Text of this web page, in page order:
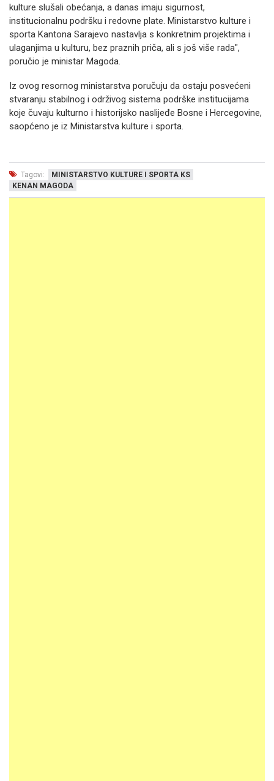
kulture slušali obećanja, a danas imaju sigurnost,
institucionalnu podršku i redovne plate. Ministarstvo kulture i
sporta Kantona Sarajevo nastavlja s konkretnim projektima i
ulaganjima u kulturu, bez praznih priča, ali s još više rada",
poručio je ministar Magoda.
Iz ovog resornog ministarstva poručuju da ostaju posvećeni
stvaranju stabilnog i održivog sistema podrške institucijama
koje čuvaju kulturno i historijsko naslijeđe Bosne i Hercegovine,
saopćeno je iz Ministarstva kulture i sporta.
Tagovi:
MINISTARSTVO KULTURE I SPORTA KS
KENAN MAGODA